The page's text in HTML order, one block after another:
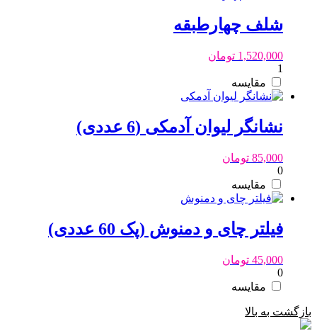
شلف چهارطبقه
1,520,000 تومان
1
مقایسه
نشانگر لیوان آدمکی (6 عددی)
85,000 تومان
0
مقایسه
فیلتر چای و دمنوش (پک 60 عددی)
45,000 تومان
0
مقایسه
بازگشت به بالا